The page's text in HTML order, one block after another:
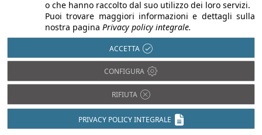
Isolamento
acustico interno:
come migliorare il
comfort abitativo
con materiali e
Pitture per esterni:
quale scegliere e
quanto costano
A cura di:Claudia
o che hanno raccolto dal suo utilizzo dei loro servizi.
Puoi trovare maggiori informazioni e dettagli sulla
nostra pagina Privacy policy integrale.
ACCETTA
CONFIGURA
RIFIUTA
PRIVACY POLICY INTEGRALE